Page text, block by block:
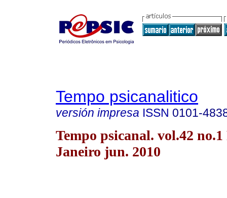
Tempo psicanalitico
versión impresa ISSN 0101-
Tempo psicanal. vol.42 no.1
Janeiro jun. 2010